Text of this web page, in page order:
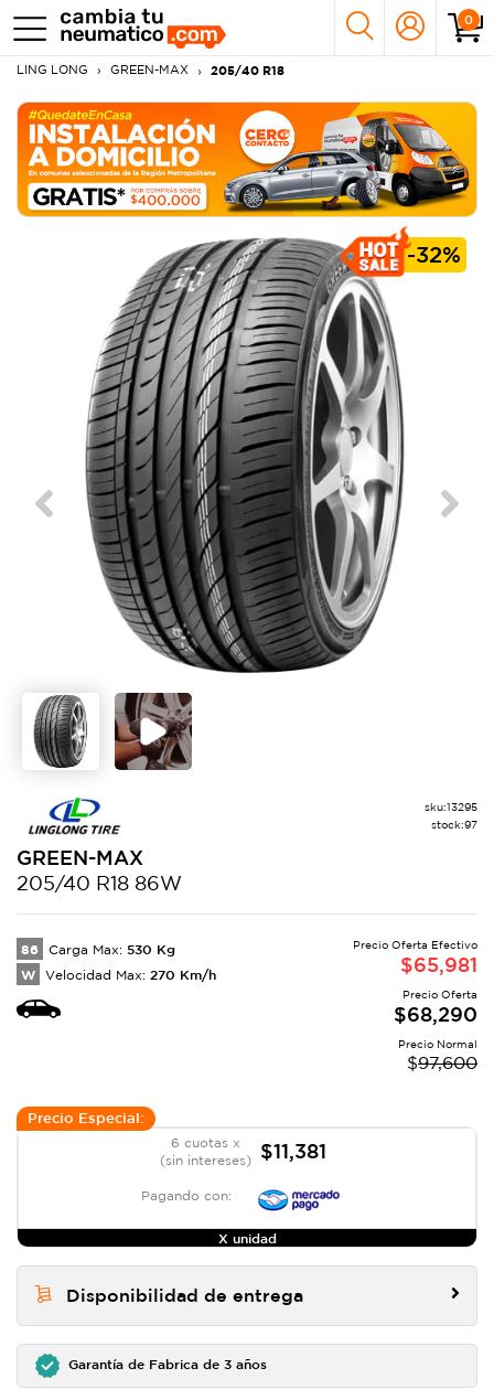
0
LING LONG GREEN-MAX 205/40 R18
-32%
Previous Next
sku:13295
stock:97
GREEN-MAX
205/40 R18 86W
86 Carga Max: 530 Kg
W Velocidad Max: 270 Km/h
Precio Oferta Efectivo
$65,981
Precio Oferta
$68,290
Precio Normal
$97,600
Precio Especial:
6 cuotas x
(sin intereses)
$11,381
Pagando con:
X unidad
Disponibilidad de entrega
Garantía de Fabrica de 3 años